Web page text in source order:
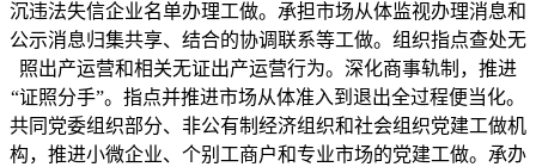
沉违法失信企业名单办理工做。承担市场从体监视办理消息和
公示消息归集共享、结合的协调联系等工做。组织指点查处无
照出产运营和相关无证出产运营行为。深化商事轨制，推进
“证照分手”。指点并推进市场从体准入到退出全过程便当化。
共同党委组织部分、非公有制经济组织和社会组织党建工做机
构，推进小微企业、个别工商户和专业市场的党建工做。承办